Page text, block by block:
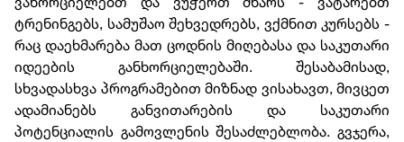
ტრენინგებს, სამუშაო შეხვედრებს, ვქმნით კურსებს -
რაც დაეხმარება მათ ცოდნის მიღებასა და საკუთარი
იდეების განხორციელებაში. შესაბამისად,
სხვადასხვა პროგრამებით მიზნად ვისახავთ, მივცეთ
ადამიანებს განვითარების და საკუთარი
პოტენციალის გამოვლენის შესაძლებლობა. გვჯერა,